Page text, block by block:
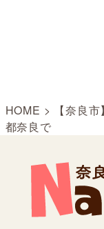
HOME >
【奈良
都奈良で